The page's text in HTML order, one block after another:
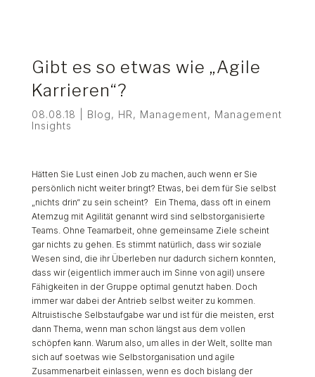
Gibt es so etwas wie „Agile
Karrieren“?
08.08.18 Blog, HR, Management, Management
Insights
Hätten Sie Lust einen Job zu machen, auch wenn er Sie
persönlich nicht weiter bringt? Etwas, bei dem für Sie selbst
„nichts drin“ zu sein scheint? Ein Thema, dass oft in einem
Atemzug mit Agilität genannt wird sind selbstorganisierte
Teams. Ohne Teamarbeit, ohne gemeinsame Ziele scheint
gar nichts zu gehen. Es stimmt natürlich, dass wir soziale
Wesen sind, die ihr Überleben nur dadurch sichern konnten,
dass wir (eigentlich immer auch im Sinne von agil) unsere
Fähigkeiten in der Gruppe optimal genutzt haben. Doch
immer war dabei der Antrieb selbst weiter zu kommen.
Altruistische Selbstaufgabe war und ist für die meisten, erst
dann Thema, wenn man schon längst aus dem vollen
schöpfen kann. Warum also, um alles in der Welt, sollte man
sich auf soetwas wie Selbstorganisation und agile
Zusammenarbeit einlassen, wenn es doch bislang der